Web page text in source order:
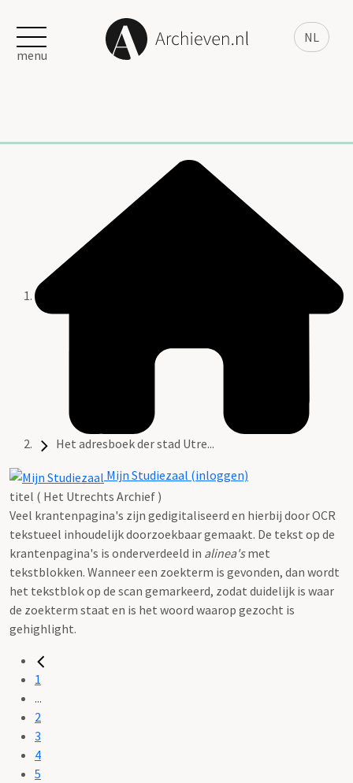
NL
menu
Het adresboek der stad Utre...
Mijn Studiezaal (inloggen)
titel ( Het Utrechts Archief )
Veel krantenpagina's zijn gedigitaliseerd en hierbij door OCR
tekstueel inhoudelijk doorzoekbaar gemaakt. De tekst op de
krantenpagina's is onderverdeeld in alinea'smet
tekstblokken. Wanneer een zoekterm is gevonden, dan wordt
het tekstblok op de scan gemarkeerd, zodat duidelijk is waar
de zoekterm staat en is het woord waarop gezocht is
gehighlight.
1
...
2
3
4
5